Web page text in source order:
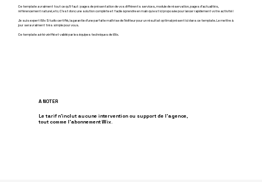
Ce template a vraiment tout ce qu'il faut : pages de présentation de vos différents services, module de réservation, pages d'actualités,
référencement naturel, etc. C'est donc une solution complète et facile à prendre en main qui est ici proposée pour lancer rapidement votre activité !
Je suis expert Wix Studio certifié, la garantie d'une parfaite maîtrise de l'éditeur pour un résultat optimal présent ici dans ce template. Le mettre à
jour sera vraiment très simple pour vous.
Ce template a été vérifié et validé par les équipes techniques de Wix.
A NOTER
Le tarif n'inclut aucune intervention ou support de l'agence,
tout comme l'abonnement Wix.